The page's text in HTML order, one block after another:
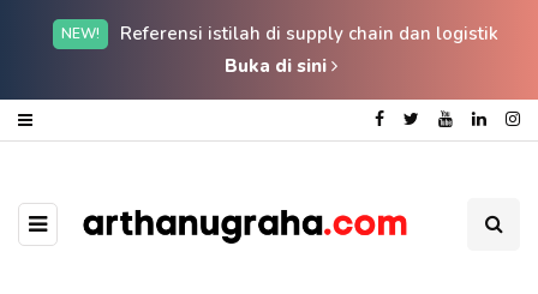
NEW!
Referensi istilah di supply chain dan logistik
Buka di sini